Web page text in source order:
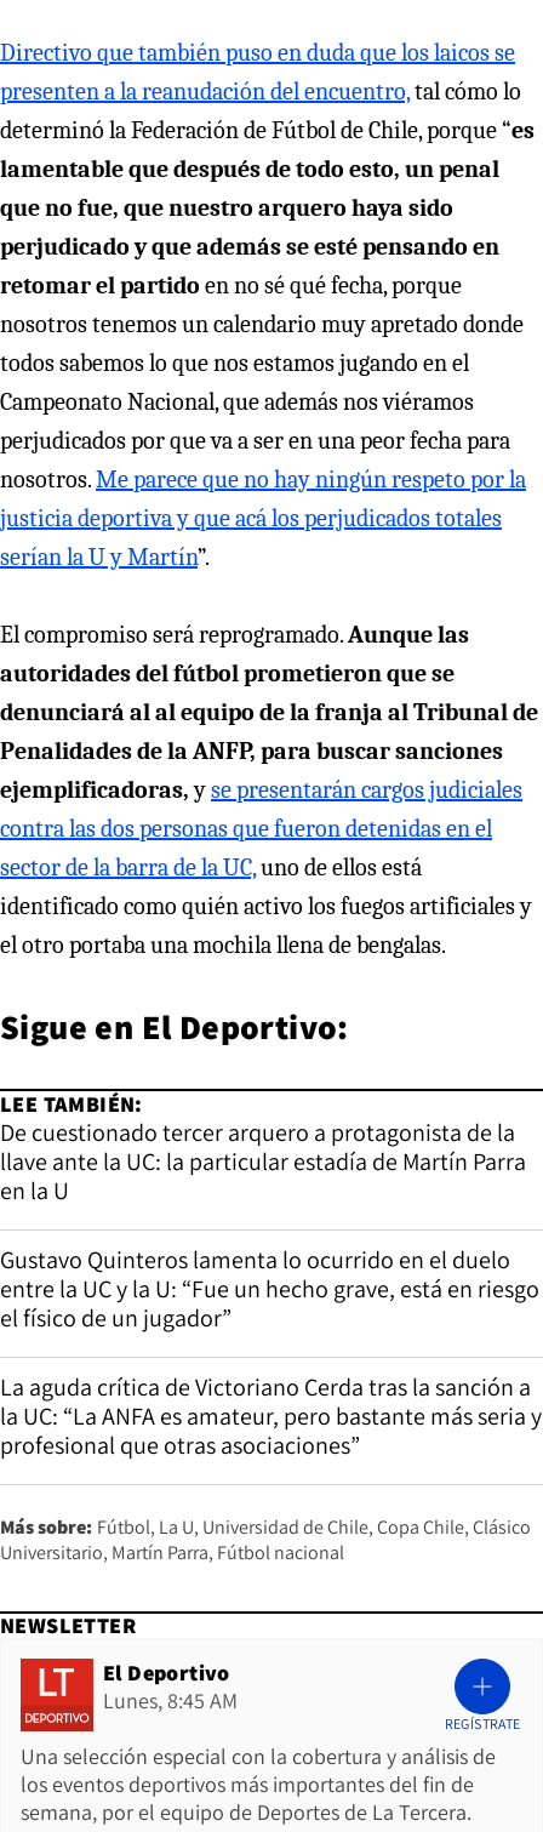
Directivo que también puso en duda que los laicos se
presenten a la reanudación del encuentro,tal cómo lo
determinó la Federación de Fútbol de Chile, porque “es
lamentable que después de todo esto, un penal
que no fue, que nuestro arquero haya sido
perjudicado y que además se esté pensando en
retomar el partido en no sé qué fecha, porque
nosotros tenemos un calendario muy apretado donde
todos sabemos lo que nos estamos jugando en el
Campeonato Nacional, que además nos viéramos
perjudicados por que va a ser en una peor fecha para
nosotros.Me parece que no hay ningún respeto por la
justicia deportiva y que acá los perjudicados totales
serían la U y Martín”.
El compromiso será reprogramado.Aunque las
autoridades del fútbol prometieron que se
denunciará al al equipo de la franja al Tribunal de
Penalidades de la ANFP, para buscar sanciones
ejemplificadoras,yse presentarán cargos judiciales
contra las dos personas que fueron detenidas en el
sector de la barra de la UC,uno de ellos está
identificado como quién activo los fuegos artificiales y
el otro portaba una mochila llena de bengalas.
Sigue en El Deportivo:
LEE TAMBIÉN:
De cuestionado tercer arquero a protagonista de la
llave ante la UC: la particular estadía de Martín Parra
en la U
Gustavo Quinteros lamenta lo ocurrido en el duelo
entre la UC y la U: “Fue un hecho grave, está en riesgo
el físico de un jugador”
La aguda crítica de Victoriano Cerda tras la sanción a
la UC: “La ANFA es amateur, pero bastante más seria y
profesional que otras asociaciones”
Más sobre: Fútbol La U Universidad de Chile Copa Chile Clásico
Universitario Martín Parra Fútbol nacional
NEWSLETTER
El Deportivo
Lunes, 8:45 AM
Una selección especial con la cobertura y análisis de
los eventos deportivos más importantes del fin de
semana, por el equipo de Deportes de La Tercera.
REGÍSTRATE